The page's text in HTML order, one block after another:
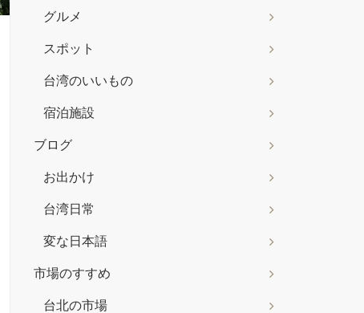
グルメ
スポット
台湾のいいもの
宿泊施設
ブログ
お出かけ
台湾日常
変な日本語
市場のすすめ
台北の市場